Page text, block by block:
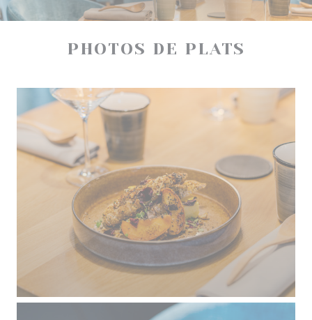
PHOTOS DE PLATS